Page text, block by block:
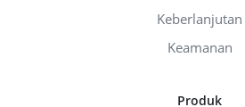
Keberlanjutan
Keamanan
Produk